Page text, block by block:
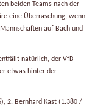
beiden Teams nach der
eine Überraschung, wenn
auf Bach und
natürlich, der VfB
etwas hinter der
2. Bernhard Kast (1.380 /